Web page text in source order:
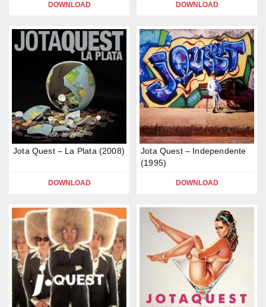
DOWNLOAD DOWNLOAD
Jota Quest – La Plata (2008)
DOWNLOAD
Jota Quest – Independente
(1995)
DOWNLOAD